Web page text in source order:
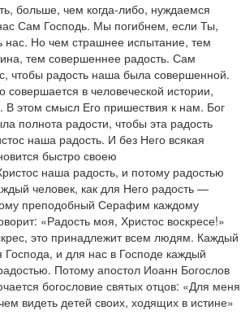
больше, чем когда-либо, нуждаемся
Сам Господь. Мы погибнем, если Ты,
нас. Но чем страшнее испытание, тем
тем совершеннее радость. Сам
чтобы радость наша была совершенной.
совершается в человеческой истории,
В этом смысл Его пришествия к нам. Бог
полнота радости, чтобы эта радость
наша радость. И без Него всякая
быстро своею
наша радость, и потому радостью
человек, как для Него радость —
преподобный Серафим каждому
«Радость моя, Христос воскресе!»
это принадлежит всем людям. Каждый
и для нас в Господе каждый
Потому апостол Иоанн Богослов
богословие святых отцов: «Для меня
видеть детей своих, ходящих в истине»